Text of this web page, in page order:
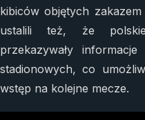
kibiców objętych
ustalili też, że
przekazywały
stadionowych, co
wstęp na kolejne mecze.